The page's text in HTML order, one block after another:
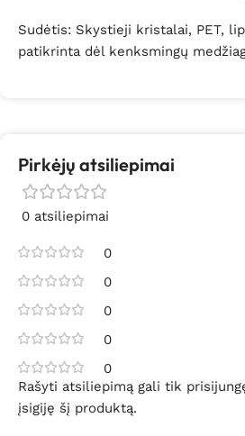
Sudėtis: Skystieji kristalai, PET,
patikrinta dėl kenksmingų
Pirkėjų atsiliepimai
0 atsiliepimai
0
0
0
0
0
Rašyti atsiliepimą gali tik
įsigiję šį produktą.